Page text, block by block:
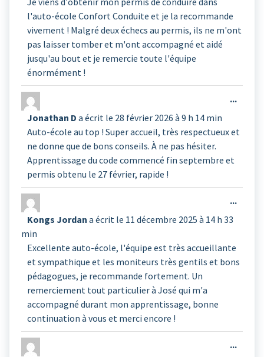
l'auto-école Confort Conduite et je la recommande
vivement ! Malgré deux échecs au permis, ils ne m'ont
pas laisser tomber et m'ont accompagné et aidé
jusqu'au bout et je remercie toute l'équipe
énormément !
Jonathan D a écrit le 28 février 2026 à 9 h 14 min
Auto-école au top ! Super accueil, très respectueux et
ne donne que de bons conseils. À ne pas hésiter.
Apprentissage du code commencé fin septembre et
permis obtenu le 27 février, rapide !
...
boîte
Kongs Jordan a écrit le 11 décembre 2025 à 14 h 33
min
Excellente auto-école, l'équipe est très accueillante
et sympathique et les moniteurs très gentils et bons
pédagogues, je recommande fortement. Un
remerciement tout particulier à José qui m'a
accompagné durant mon apprentissage, bonne
continuation à vous et merci encore !
...
...